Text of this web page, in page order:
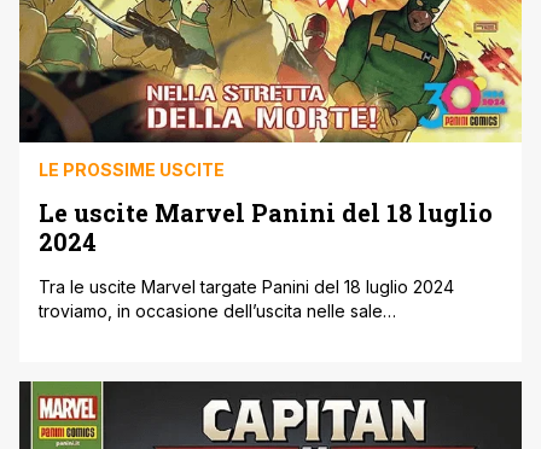
LE PROSSIME USCITE
Le uscite Marvel Panini del 18 luglio
2024
Tra le uscite Marvel targate Panini del 18 luglio 2024
troviamo, in occasione dell’uscita nelle sale
e Rogé Antonio. Inoltre prosegue Fall of the House of X
sulle pagine delle serie mutanti, tra cui Wolverine (che
festeggia il 350° [']